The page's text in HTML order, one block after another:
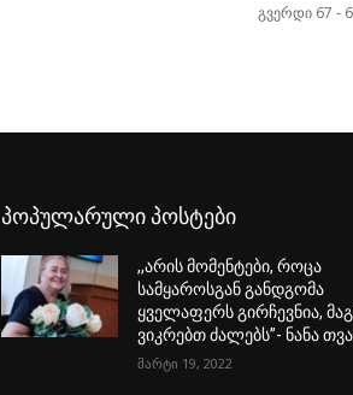
გვერდი 67 -
პოპულარული პოსტები
,,არის მომენტები, როცა
სამყაროსგან განდგომა
ყველაფერს გირჩევნია,
ვიკრებთ ძალებს”- ნანა
მარტი 19, 2022